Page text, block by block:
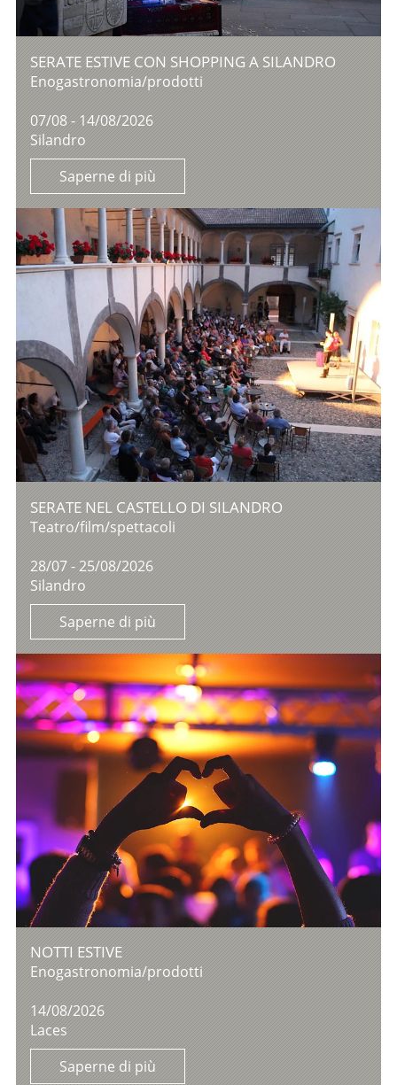
SERATE ESTIVE CON SHOPPING A SILANDRO
Enogastronomia/prodotti
07/08 - 14/08/2026
Silandro
Saperne di più
SERATE NEL CASTELLO DI SILANDRO
Teatro/film/spettacoli
28/07 - 25/08/2026
Silandro
Saperne di più
NOTTI ESTIVE
Enogastronomia/prodotti
14/08/2026
Laces
Saperne di più